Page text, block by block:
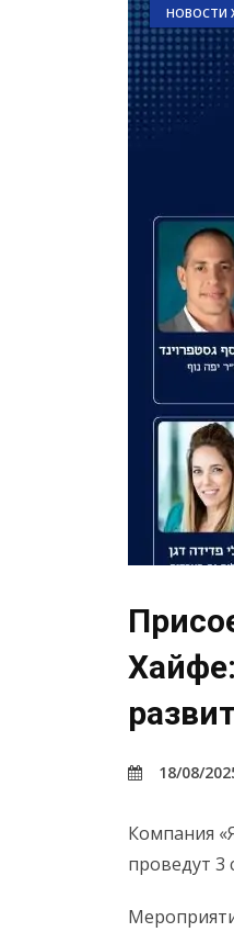
НОВОСТИ
18/08/
Компания
проведут 3